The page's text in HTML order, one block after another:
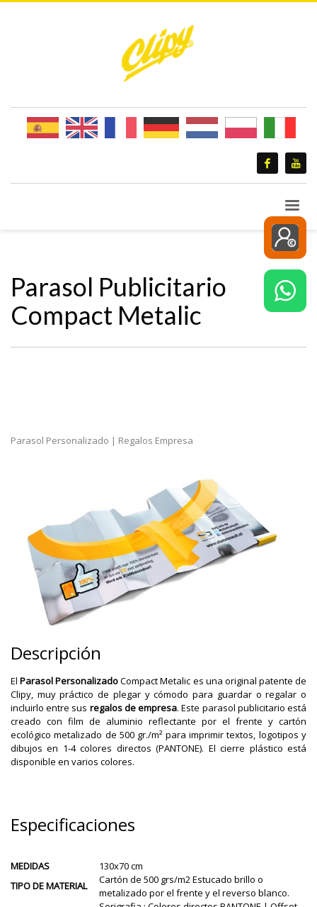
Parasol Publicitario
Compact Metalic
Parasol Personalizado | Regalos Empresa
Descripción
ElParasol PersonalizadoCompact Metalic es una original patente de
Clipy, muy práctico de plegar y cómodo para guardar o regalar o
incluirlo entre sus regalos de empresa. Este parasol publicitario está
creado con film de aluminio reflectante por el frente y cartón
ecológico metalizado de 500 gr./m² para imprimir textos, logotipos y
dibujos en 1-4 colores directos (PANTONE). El cierre plástico está
disponible en varios colores.
Especificaciones
MEDIDAS
130x70 cm
TIPO DE MATERIAL
Cartón de 500 grs/m2 Estucado brillo o
metalizado por el frente y el reverso blanco.